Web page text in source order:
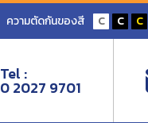
ความตัดกันของสี C C C
Tel :
0 2027 9701